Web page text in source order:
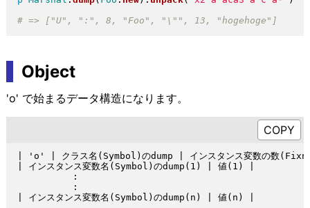
Object
'o' で始まるデータ構造になります。
| 'o' | クラス名(Symbol)のdump | インスタンス変数の数
| インスタンス変数名(Symbol)のdump(1) | 値(1) |
          :
          :